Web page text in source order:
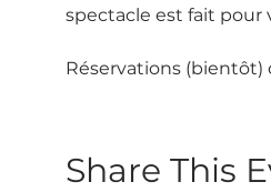
spectacle est fait pour
Réservations (bientôt)
Share This